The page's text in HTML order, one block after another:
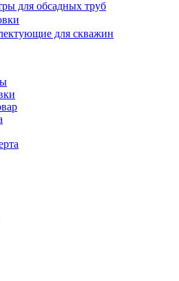
для обсадных труб
для скважин